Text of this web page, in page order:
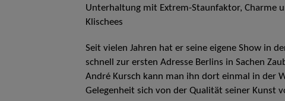
Unterhaltung mit Extrem-Staunfaktor, Charme
Klischees
Seit vielen Jahren hat er seine eigene Show in
schnell zur ersten Adresse Berlins in Sachen
André Kursch kann man ihn dort einmal in der
Gelegenheit sich von der Qualität seiner Kunst